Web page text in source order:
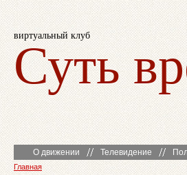
виртуальный клуб
Суть
О движении Телевидение
Главная